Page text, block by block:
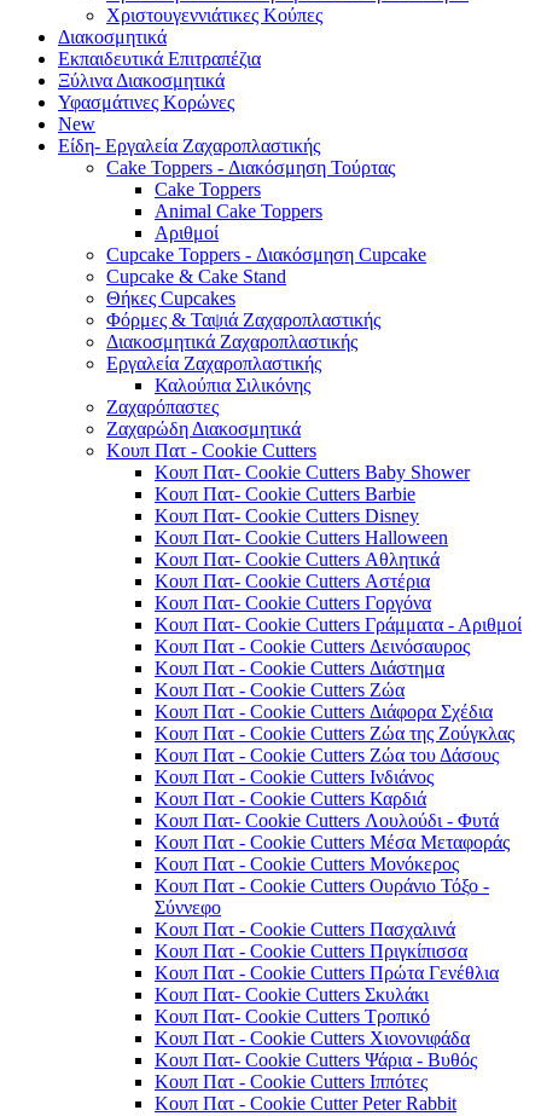
Χριστουγεννιάτικες Κούπες
Διακοσμητικά
Εκπαιδευτικά Επιτραπέζια
Ξύλινα Διακοσμητικά
Υφασμάτινες Κορώνες
New
Είδη- Εργαλεία Ζαχαροπλαστικής
Cake Toppers - Διακόσμηση Τούρτας
Cake Toppers
Animal Cake Toppers
Αριθμοί
Cupcake Toppers - Διακόσμηση Cupcake
Cupcake & Cake Stand
Θήκες Cupcakes
Φόρμες & Ταψιά Ζαχαροπλαστικής
Διακοσμητικά Ζαχαροπλαστικής
Εργαλεία Ζαχαροπλαστικής
Καλούπια Σιλικόνης
Ζαχαρόπαστες
Ζαχαρώδη Διακοσμητικά
Κουπ Πατ - Cookie Cutters
Κουπ Πατ- Cookie Cutters Baby Shower
Κουπ Πατ- Cookie Cutters Barbie
Κουπ Πατ- Cookie Cutters Disney
Κουπ Πατ- Cookie Cutters Halloween
Κουπ Πατ- Cookie Cutters Αθλητικά
Κουπ Πατ- Cookie Cutters Αστέρια
Κουπ Πατ- Cookie Cutters Γοργόνα
Κουπ Πατ- Cookie Cutters Γράμματα - Αριθμοί
Κουπ Πατ - Cookie Cutters Δεινόσαυρος
Κουπ Πατ - Cookie Cutters Διάστημα
Κουπ Πατ - Cookie Cutters Ζώα
Κουπ Πατ - Cookie Cutters Διάφορα Σχέδια
Κουπ Πατ - Cookie Cutters Ζώα της Ζούγκλας
Κουπ Πατ - Cookie Cutters Ζώα του Δάσους
Κουπ Πατ - Cookie Cutters Ινδιάνος
Κουπ Πατ - Cookie Cutters Καρδιά
Κουπ Πατ- Cookie Cutters Λουλούδι - Φυτά
Κουπ Πατ - Cookie Cutters Μέσα Μεταφοράς
Κουπ Πατ - Cookie Cutters Μονόκερος
Κουπ Πατ - Cookie Cutters Ουράνιο Τόξο -
Σύννεφο
Κουπ Πατ - Cookie Cutters Πασχαλινά
Κουπ Πατ - Cookie Cutters Πριγκίπισσα
Κουπ Πατ - Cookie Cutters Πρώτα Γενέθλια
Κουπ Πατ- Cookie Cutters Σκυλάκι
Κουπ Πατ- Cookie Cutters Τροπικό
Κουπ Πατ - Cookie Cutters Χιονονιφάδα
Κουπ Πατ- Cookie Cutters Ψάρια - Βυθός
Κουπ Πατ - Cookie Cutters Ιππότες
Κουπ Πατ - Cookie Cutter Peter Rabbit